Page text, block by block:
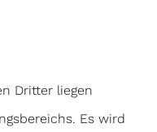
Dritter liegen
Es wird